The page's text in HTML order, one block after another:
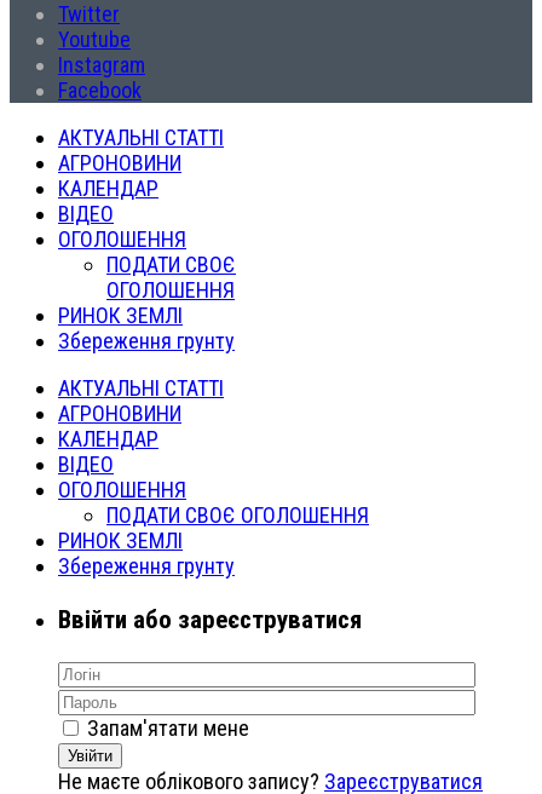
Twitter
Youtube
Instagram
Facebook
АКТУАЛЬНІ СТАТТІ
АГРОНОВИНИ
КАЛЕНДАР
ВІДЕО
ОГОЛОШЕННЯ
ПОДАТИ СВОЄ
ОГОЛОШЕННЯ
РИНОК ЗЕМЛІ
Збереження грунту
АКТУАЛЬНІ СТАТТІ
АГРОНОВИНИ
КАЛЕНДАР
ВІДЕО
ОГОЛОШЕННЯ
ПОДАТИ СВОЄ ОГОЛОШЕННЯ
РИНОК ЗЕМЛІ
Збереження грунту
Ввійти або зареєструватися
Запам'ятати мене
Увійти
Не маєте облікового запису? Зареєструватися